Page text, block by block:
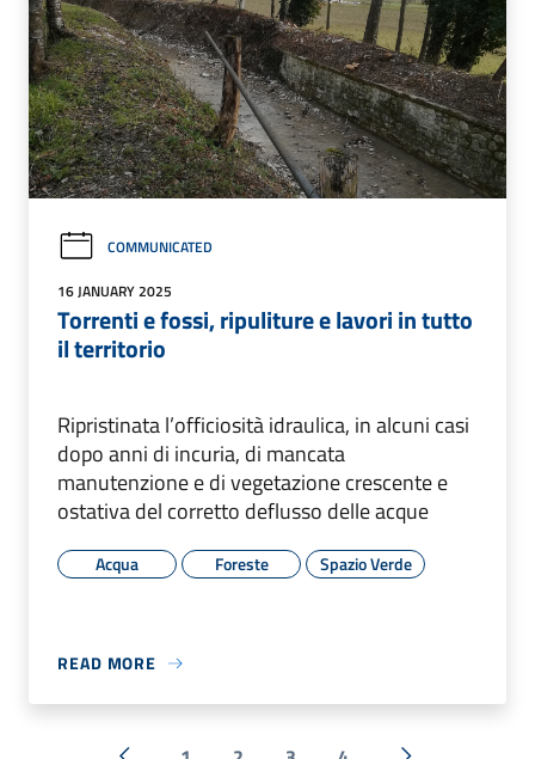
COMMUNICATED
16 JANUARY 2025
Torrenti e fossi, ripuliture e lavori in tutto
il territorio
Ripristinata l’officiosità idraulica, in alcuni casi
dopo anni di incuria, di mancata
manutenzione e di vegetazione crescente e
ostativa del corretto deflusso delle acque
Acqua Foreste Spazio Verde
READ MORE